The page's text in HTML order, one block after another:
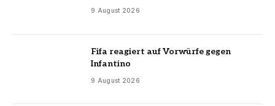
9 August 2026
Fifa reagiert auf Vorwürfe gegen
Infantino
9 August 2026